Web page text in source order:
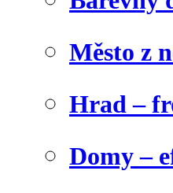
Město z
Hrad –
Domy –